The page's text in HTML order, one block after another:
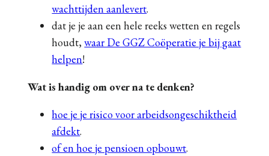
wachttijden aanlevert.
dat je je aan een hele reeks wetten en regels
houdt,waar De GGZ Coöperatie je bij gaat
helpen!
Wat is handig om over na te denken?
hoe je je risico voor arbeidsongeschiktheid
afdekt.
of en hoe je pensioen opbouwt.